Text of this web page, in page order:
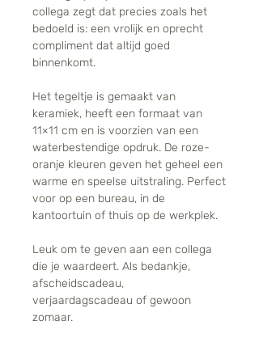
collega zegt dat precies zoals het
bedoeld is: een vrolijk en oprecht
compliment dat altijd goed
binnenkomt.
Het tegeltje is gemaakt van
keramiek, heeft een formaat van
11×11 cm en is voorzien van een
waterbestendige opdruk. De roze-
oranje kleuren geven het geheel een
warme en speelse uitstraling. Perfect
voor op een bureau, in de
kantoortuin of thuis op de werkplek.
Leuk om te geven aan een collega
die je waardeert. Als bedankje,
afscheidscadeau,
verjaardagscadeau of gewoon
zomaar.